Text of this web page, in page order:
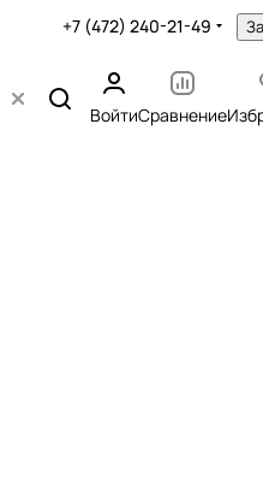
+7 (472) 240-21-49
ВойтиСравнение